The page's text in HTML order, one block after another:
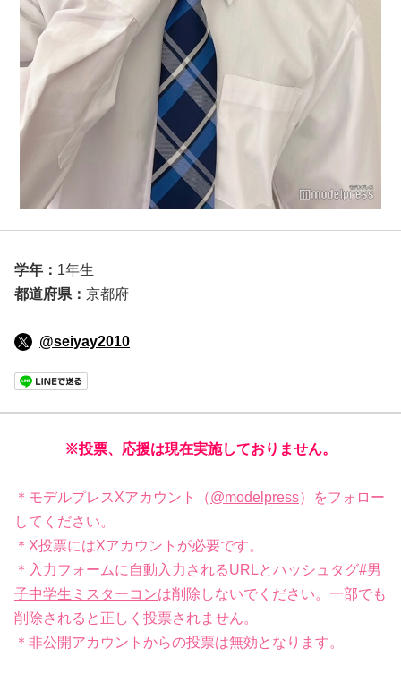
学年： 1年生
都道府県： 京都府
@seiyay2010
※投票、応援は現在実施しておりません。
＊モデルプレスXアカウント（@modelpress）をフォロー
してください。
＊X投票にはXアカウントが必要です。
＊入力フォームに自動入力されるURLとハッシュタグ#男
子中学生ミスターコンは削除しないでください。一部でも
削除されると正しく投票されません。
＊非公開アカウントからの投票は無効となります。